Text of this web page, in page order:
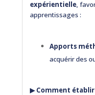
expérientielle,
apprentissages :
Apports
acquérir des
▶︎Comment